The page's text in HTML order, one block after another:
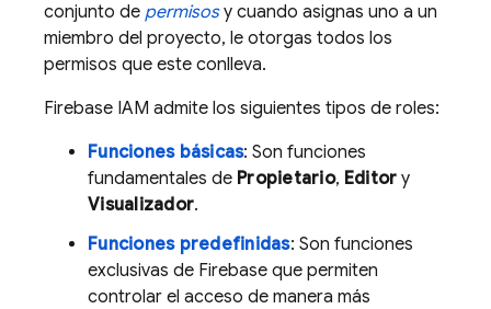
conjunto de permisosy cuando asignas uno a un
miembro del proyecto, le otorgas todos los
permisos que este conlleva.
Firebase IAM admite los siguientes tipos de roles:
Funciones básicas: Son funciones
fundamentales de Propietario, Editor y
Visualizador.
Funciones predefinidas: Son funciones
exclusivas de Firebase que permiten
controlar el acceso de manera más